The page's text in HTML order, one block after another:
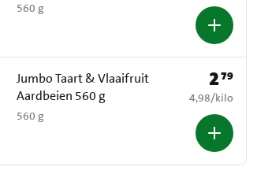
560 g
Jumbo Taart & Vlaaifruit
Aardbeien 560 g
560 g
Prijs: € 2,79
279
€ 4,98 per kilo
4,98/kilo